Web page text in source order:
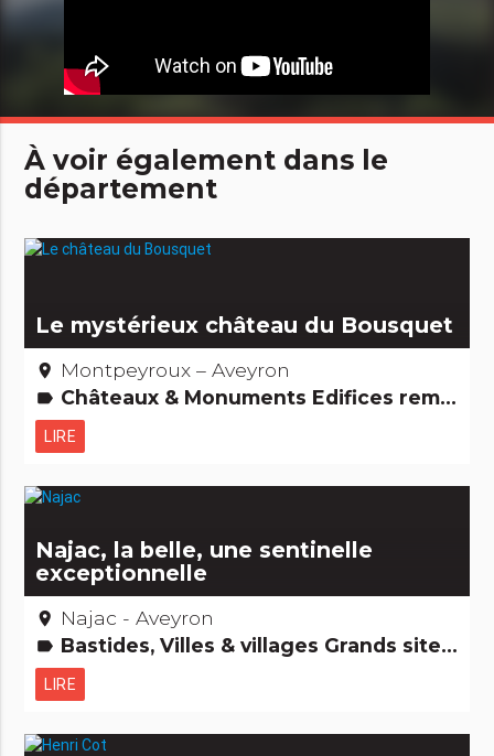
À voir également dans le
département
Le mystérieux château du Bousquet
place Montpeyroux – Aveyron
label Châteaux & Monuments Edifices remarquables
LIRE
Najac, la belle, une sentinelle
exceptionnelle
place Najac - Aveyron
label Bastides, Villes & villages Grands sites
LIRE